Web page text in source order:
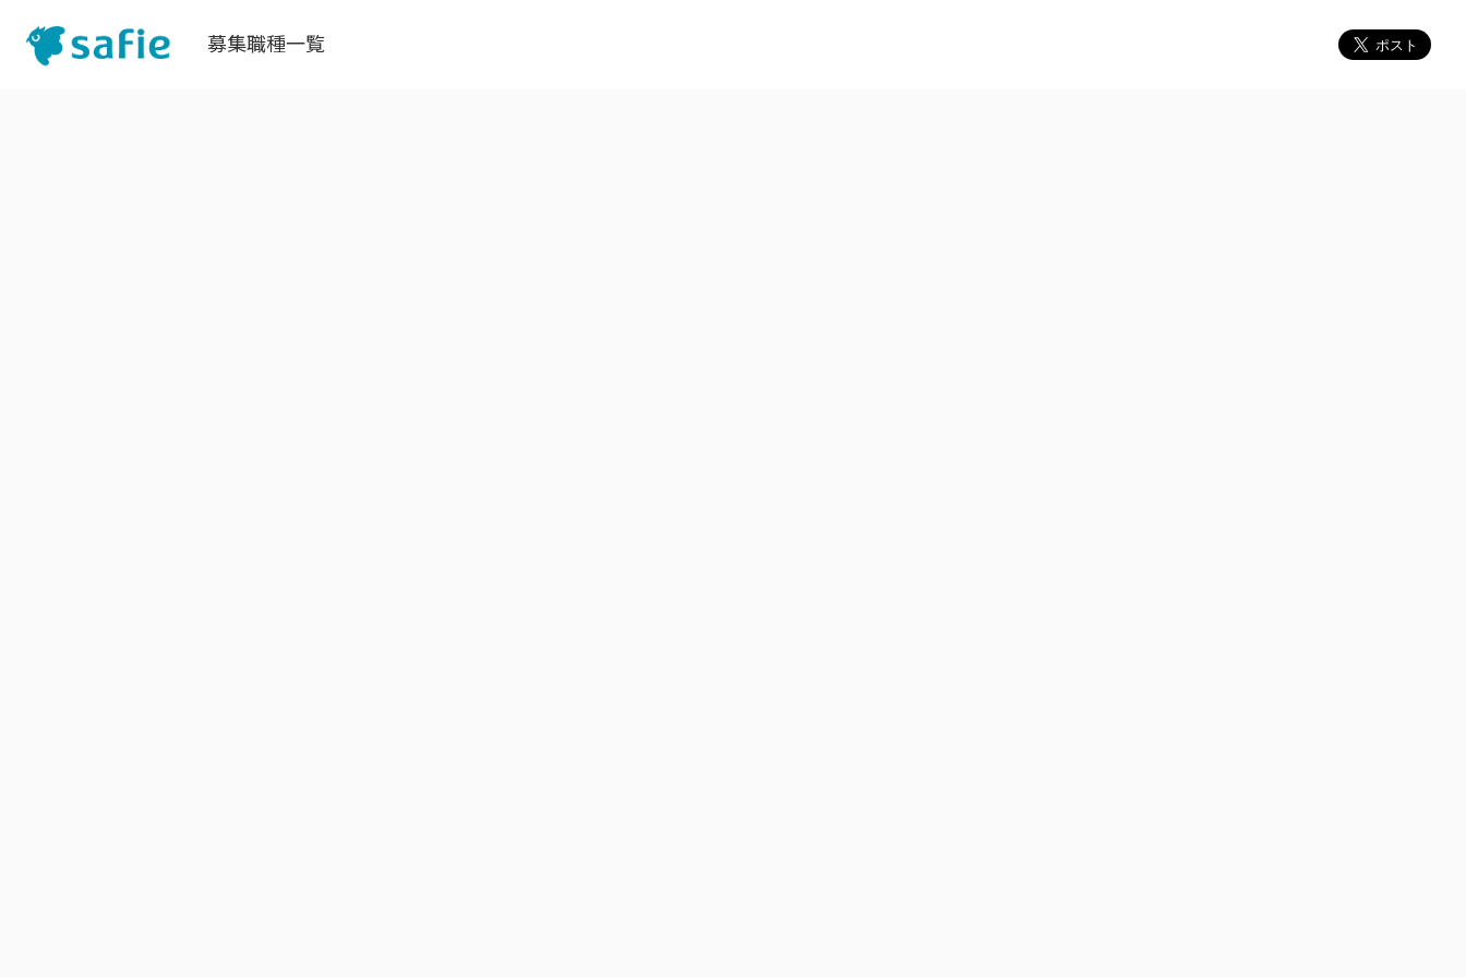
募集職種一覧